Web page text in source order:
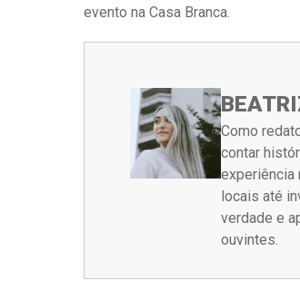
evento na Casa Branca.
Como
contar
experiência
locais até
verdade e
ouvintes.